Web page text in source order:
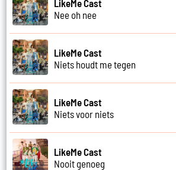
LikeMe Cast
Nee oh nee
LikeMe Cast
Niets houdt me tegen
LikeMe Cast
Niets voor niets
LikeMe Cast
Nooit genoeg